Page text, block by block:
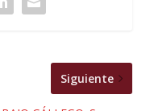
Siguiente